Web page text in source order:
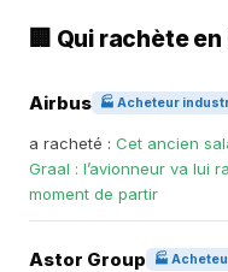
🏢 Qui rachète
Airbus 🏭 Acheteur
a racheté : Cet ancien
Graal : l’avionneur va lui
moment de partir
Astor Group 🏭